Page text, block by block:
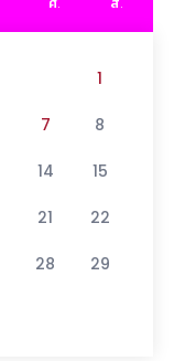
1
7 8
14 15
21 22
28 29